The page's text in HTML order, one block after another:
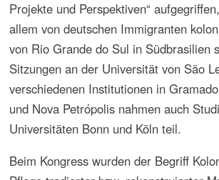
Durch die Auseinandersetzung mit den vielfältigen
Betrachtungsweisen der Kolonialgeschichte und der
Debatte über den Postkolonialismus sollte die deutschen
deutschen Auswanderern geprägten Regionen
Südamerikas, dazu angeregt werden, sich mit der
Geschichte Deutschlands als Kolonialmacht in der
Vergangenheit im Lichte der nachkolonialen Probleme in
den ehemaligen Kolonien und Schutzgebieten, allen voran
der Planung einer Studienreise dienen, die 2006 nach